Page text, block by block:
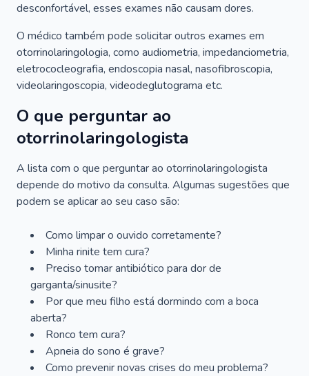
desconfortável, esses exames não causam dores.
O médico também pode solicitar outros exames em
otorrinolaringologia, como audiometria, impedanciometria,
eletrococleografia, endoscopia nasal, nasofibroscopia,
videolaringoscopia, videodeglutograma etc.
O que perguntar ao
otorrinolaringologista
A lista com o que perguntar ao otorrinolaringologista
depende do motivo da consulta. Algumas sugestões que
podem se aplicar ao seu caso são:
Como limpar o ouvido corretamente?
Minha rinite tem cura?
Preciso tomar antibiótico para dor de
garganta/sinusite?
Por que meu filho está dormindo com a boca
aberta?
Ronco tem cura?
Apneia do sono é grave?
Como prevenir novas crises do meu problema?